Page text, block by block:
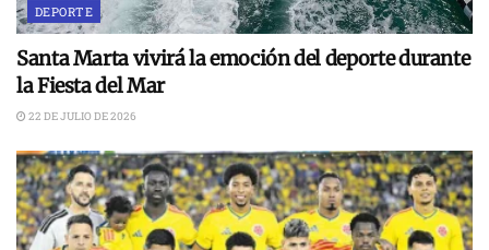
DEPORTE
Santa Marta vivirá la emoción del deporte durante
la Fiesta del Mar
22 DE JULIO DE 2026